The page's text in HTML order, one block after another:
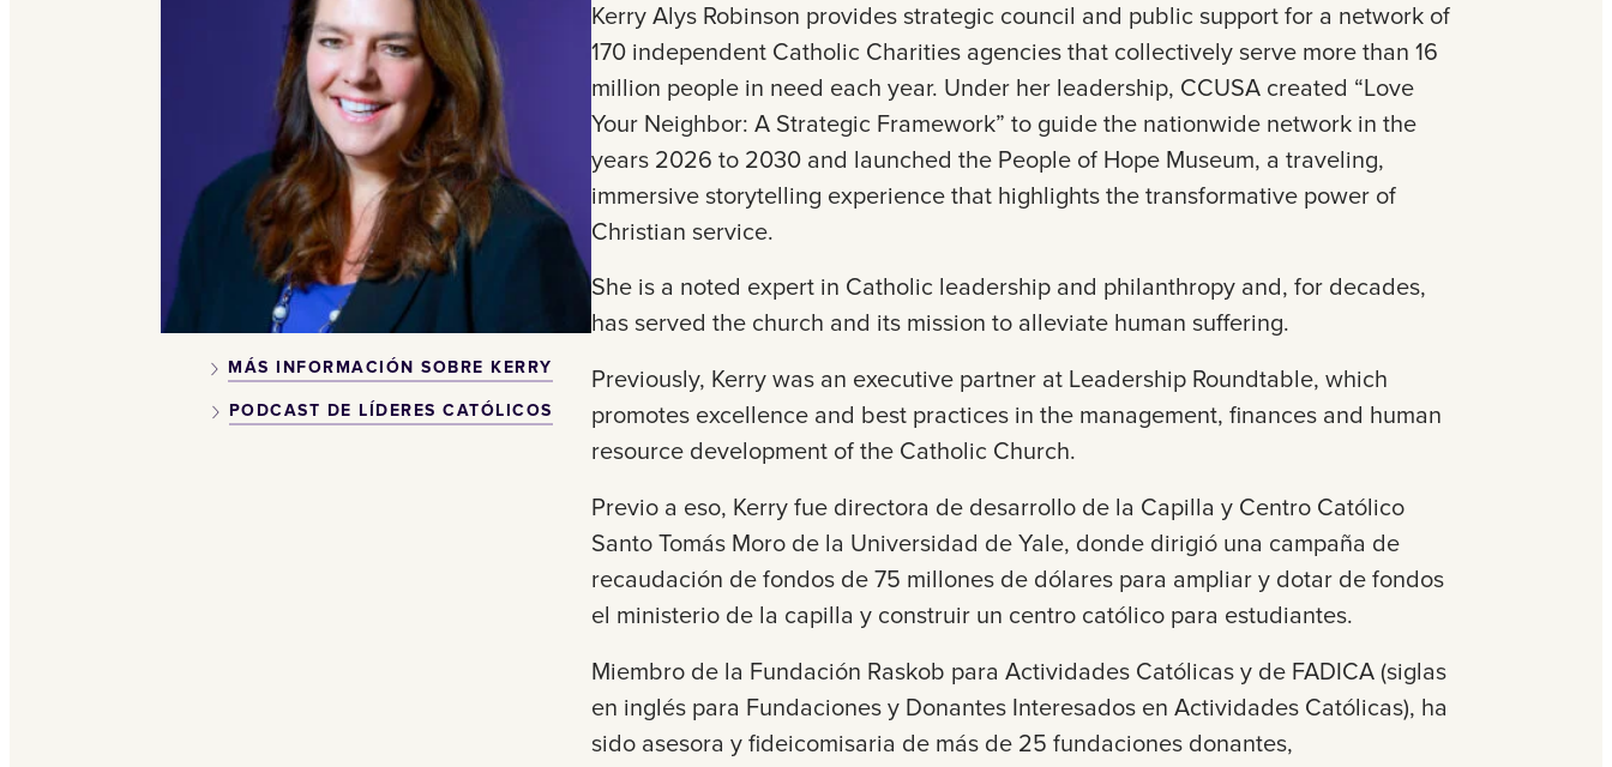
MÁS INFORMACIÓN SOBRE KERRY
PODCAST DE LÍDERES CATÓLICOS
Kerry Alys Robinson provides strategic council and public support for a network of
170 independent Catholic Charities agencies that collectively serve more than 16
million people in need each year. Under her leadership, CCUSA created “Love
Your Neighbor: A Strategic Framework” to guide the nationwide network in the
years 2026 to 2030 and launched the People of Hope Museum, a traveling,
immersive storytelling experience that highlights the transformative power of
Christian service.
She is a noted expert in Catholic leadership and philanthropy and, for decades,
has served the church and its mission to alleviate human suffering.
Previously, Kerry was an executive partner at Leadership Roundtable, which
promotes excellence and best practices in the management, finances and human
resource development of the Catholic Church.
Previo a eso, Kerry fue directora de desarrollo de la Capilla y Centro Católico
Santo Tomás Moro de la Universidad de Yale, donde dirigió una campaña de
recaudación de fondos de 75 millones de dólares para ampliar y dotar de fondos
el ministerio de la capilla y construir un centro católico para estudiantes.
Miembro de la Fundación Raskob para Actividades Católicas y de FADICA (siglas
en inglés para Fundaciones y Donantes Interesados en Actividades Católicas), ha
sido asesora y fideicomisaria de más de 25 fundaciones donantes,